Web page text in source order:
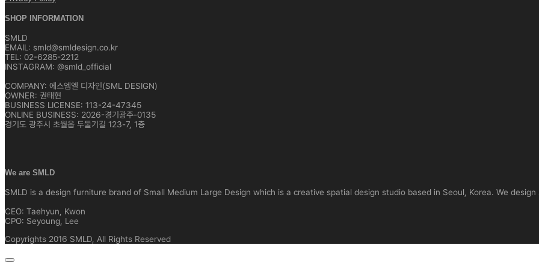
SHOP INFORMATION
SMLD
EMAIL: smld@smldesign.co.kr
TEL: 02-6285-2212
INSTAGRAM: @smld_official
COMPANY: 에스엠엘 디자인(SML DESIGN)
OWNER: 권태현
BUSINESS LICENSE: 113-24-47345
ONLINE BUSINESS: 2026-경기광주-0135
경기도 광주시 초월읍 두둘기길 123-7, 1층
We are SMLD
SMLD is a design furniture brand of Small Medium Large Design which is a creative spatial design studio based in Seoul, Korea. We
CEO: Taehyun, Kwon
CPO: Seyoung, Lee
Copyrights 2016 SMLD, All Rights Reserved